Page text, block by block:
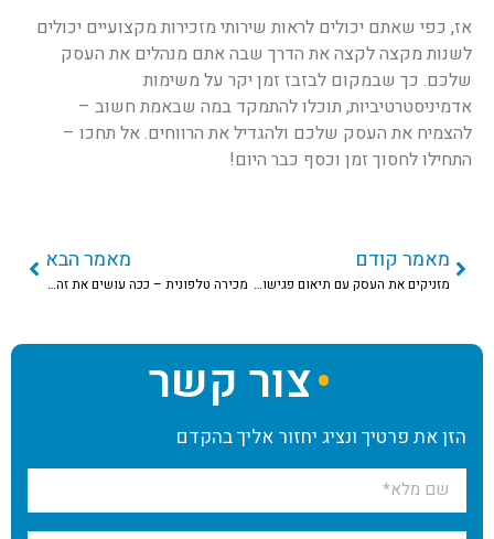
אז, כפי שאתם יכולים לראות שירותי מזכירות מקצועיים יכולים
לשנות מקצה לקצה את הדרך שבה אתם מנהלים את העסק
שלכם. כך שבמקום לבזבז זמן יקר על משימות
אדמיניסטרטיביות, תוכלו להתמקד במה שבאמת חשוב –
להצמיח את העסק שלכם ולהגדיל את הרווחים. אל תחכו –
התחילו לחסוך זמן וכסף כבר היום!
מאמר קודם
מזניקים את העסק עם תיאום פגישות מקצועי
מאמר הבא
מכירה טלפונית – ככה עושים את זה ב-2025
צור קשר
הזן את פרטיך ונציג יחזור אליך בהקדם